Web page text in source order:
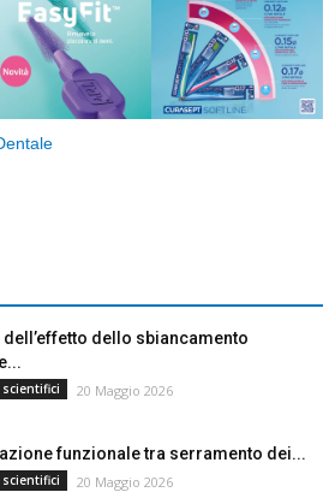
dell’effetto dello sbiancamento
20 Maggio 2026
funzionale tra serramento dei...
20 Maggio 2026